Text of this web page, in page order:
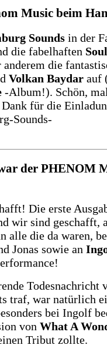
Music beim
Sounds in der
die fabelhaften
die
Volkan Baydar auf
-Album!). Schön,
für die
der PHENOM
Die erste
wir sind geschafft,
alle die da waren,
Jonas sowie an
Todesnachricht
traf, war natürlich
bei Ingolf
von What A
Tribut zollte.